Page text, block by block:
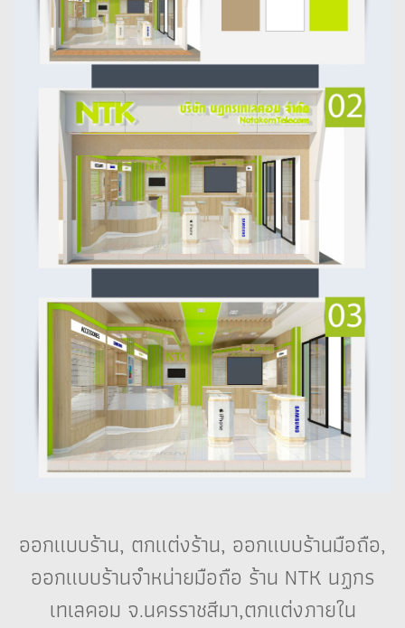
ออกแบบร้าน, ตกแต่งร้าน, ออกแบบร้านมือถือ,
ออกแบบร้านจำหน่ายมือถือ ร้าน NTK นฏกร
เทเลคอม จ.นครราชสีมา,ตกแต่งภายใน